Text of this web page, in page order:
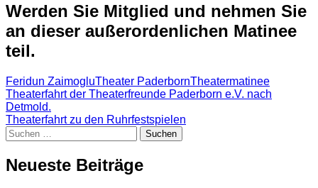
Werden Sie Mitglied und nehmen Sie
an dieser außerordenlichen Matinee
teil.
Feridun ZaimogluTheater PaderbornTheatermatinee
Beitragsnavigation
Theaterfahrt der Theaterfreunde Paderborn e.V. nach
Detmold.
Theaterfahrt zu den Ruhrfestspielen
Suchen
nach:
Neueste Beiträge